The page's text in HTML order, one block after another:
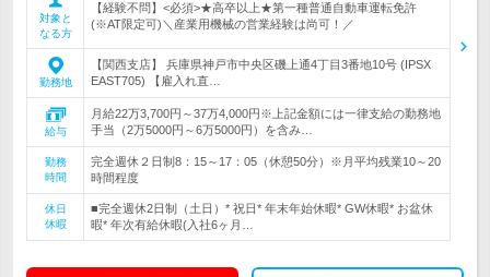
対象と
なる方
【経験不問】<必須>★高卒以上★第一種普通自動車運転免許
(※AT限定可)＼産業用機械の営業経験は尚可！／
勤務地
【関西支店】 兵庫県神戸市中央区磯上通4丁目3番地10号 (IPSX
EAST705) 【雇入れ直…
給与
月給22万3,700円～37万4,000円※上記金額には一律支給の勤務地
手当（2万5000円～6万5000円）を含み…
勤務
時間
完全週休２日制8：15～17：05（休憩50分）※月平均残業10～20
時間程度
休日
休暇
■完全週休2日制（土日）* 祝日* 年末年始休暇* GW休暇* お盆休
暇* 年次有給休暇(入社6ヶ月…